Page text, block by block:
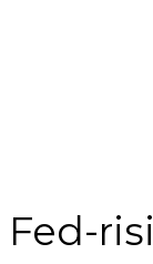
Fed-